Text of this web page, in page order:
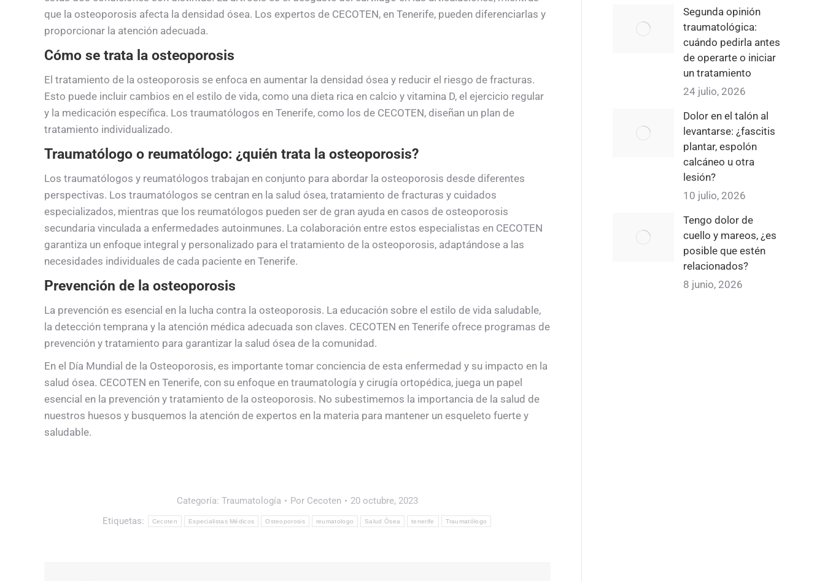
que la osteoporosis afecta la densidad ósea. Los expertos de CECOTEN, en Tenerife, pueden diferenciarlas y
proporcionar la atención adecuada.
Cómo se trata la osteoporosis
El tratamiento de la osteoporosis se enfoca en aumentar la densidad ósea y reducir el riesgo de fracturas.
Esto puede incluir cambios en el estilo de vida, como una dieta rica en calcio y vitamina D, el ejercicio regular
y la medicación específica. Los traumatólogos en Tenerife, como los de CECOTEN, diseñan un plan de
tratamiento individualizado.
Traumatólogo o reumatólogo: ¿quién trata la osteoporosis?
Los traumatólogos y reumatólogos trabajan en conjunto para abordar la osteoporosis desde diferentes
perspectivas. Los traumatólogos se centran en la salud ósea, tratamiento de fracturas y cuidados
especializados, mientras que los reumatólogos pueden ser de gran ayuda en casos de osteoporosis
secundaria vinculada a enfermedades autoinmunes. La colaboración entre estos especialistas en CECOTEN
garantiza un enfoque integral y personalizado para el tratamiento de la osteoporosis, adaptándose a las
necesidades individuales de cada paciente en Tenerife.
Prevención de la osteoporosis
La prevención es esencial en la lucha contra la osteoporosis. La educación sobre el estilo de vida saludable,
la detección temprana y la atención médica adecuada son claves. CECOTEN en Tenerife ofrece programas de
prevención y tratamiento para garantizar la salud ósea de la comunidad.
En el Día Mundial de la Osteoporosis, es importante tomar conciencia de esta enfermedad y su impacto en la
salud ósea. CECOTEN en Tenerife, con su enfoque en traumatología y cirugía ortopédica, juega un papel
esencial en la prevención y tratamiento de la osteoporosis. No subestimemos la importancia de la salud de
nuestros huesos y busquemos la atención de expertos en la materia para mantener un esqueleto fuerte y
saludable.
Categoría: Traumatología Por Cecoten
20 octubre, 2023
Etiquetas:
Cecoten Especialistas Médicos Osteoporosis reumatologo Salud Ósea tenerife Traumatólogo
Segunda opinión
traumatológica:
cuándo pedirla antes
de operarte o iniciar
un tratamiento
24 julio, 2026
Dolor en el talón al
levantarse: ¿fascitis
plantar, espolón
calcáneo u otra
lesión?
10 julio, 2026
Tengo dolor de
cuello y mareos, ¿es
posible que estén
relacionados?
8 junio, 2026